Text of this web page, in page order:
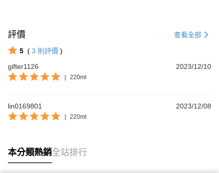
評價 查看全部
5 ( 3 則評價 )
gifter1126
2023/12/10
220ml
lin0169801 2023/12/08
220ml
本分類熱銷全站排行